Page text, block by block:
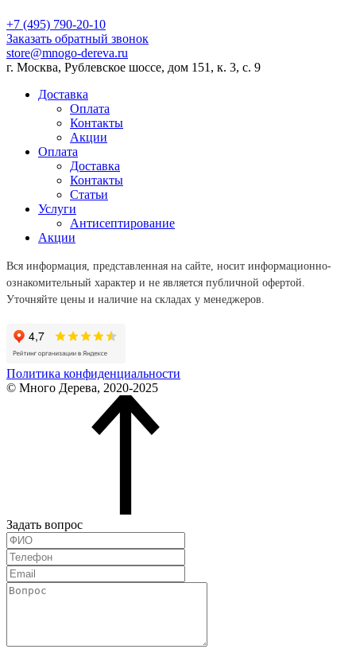
+7 (495) 790-20-10
Заказать обратный звонок
store@mnogo-dereva.ru
г. Москва, Рублевское шоссе, дом 151, к. 3, с. 9
Доставка
Оплата
Контакты
Акции
Оплата
Доставка
Контакты
Статьи
Услуги
Антисептирование
Акции
Вся информация, представленная на сайте, носит информационно-
ознакомительный характер и не является публичной офертой.
Уточняйте цены и наличие на складах у менеджеров.
Политика конфиденциальности
© Много Дерева, 2020-2025
Задать вопрос